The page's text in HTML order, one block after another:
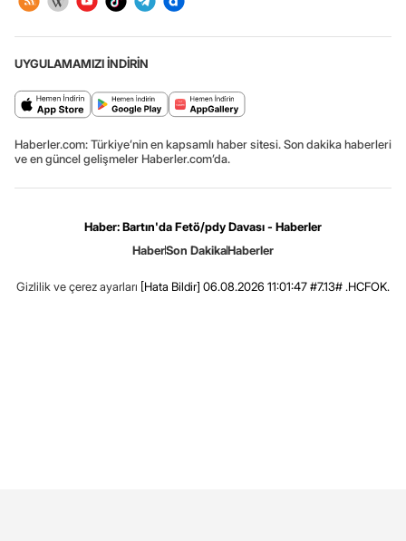
UYGULAMAMIZI İNDİRİN
Haberler.com: Türkiye’nin en kapsamlı haber sitesi. Son dakika haberleri
ve en güncel gelişmeler Haberler.com’da.
Haber: Bartın'da Fetö/pdy Davası - Haberler
HaberSon DakikaHaberler
Gizlilik ve çerez ayarları [Hata Bildir] 06.08.2026 11:01:47 #7.13# .HCFOK.